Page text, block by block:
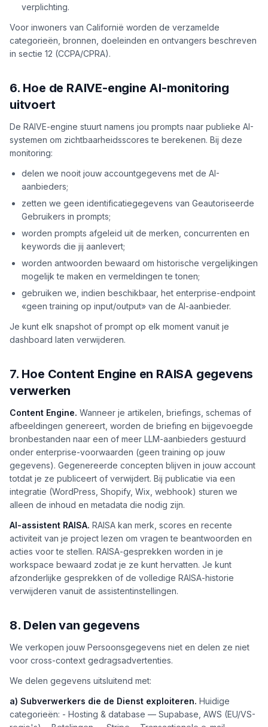
verplichting.
Voor inwoners van Californië worden de verzamelde
categorieën, bronnen, doeleinden en ontvangers beschreven
in sectie 12 (CCPA/CPRA).
6. Hoe de RAIVE-engine AI-monitoring
uitvoert
De RAIVE-engine stuurt namens jou prompts naar publieke AI-
systemen om zichtbaarheidsscores te berekenen. Bij deze
monitoring:
delen we nooit jouw accountgegevens met de AI-
aanbieders;
zetten we geen identificatiegegevens van Geautoriseerde
Gebruikers in prompts;
worden prompts afgeleid uit de merken, concurrenten en
keywords die jij aanlevert;
worden antwoorden bewaard om historische vergelijkingen
mogelijk te maken en vermeldingen te tonen;
gebruiken we, indien beschikbaar, het enterprise-endpoint
«geen training op input/output» van de AI-aanbieder.
Je kunt elk snapshot of prompt op elk moment vanuit je
dashboard laten verwijderen.
7. Hoe Content Engine en RAISA gegevens
verwerken
Content Engine. Wanneer je artikelen, briefings, schemas of
afbeeldingen genereert, worden de briefing en bijgevoegde
bronbestanden naar een of meer LLM-aanbieders gestuurd
onder enterprise-voorwaarden (geen training op jouw
gegevens). Gegenereerde concepten blijven in jouw account
totdat je ze publiceert of verwijdert. Bij publicatie via een
integratie (WordPress, Shopify, Wix, webhook) sturen we
alleen de inhoud en metadata die nodig zijn.
AI-assistent RAISA. RAISA kan merk, scores en recente
activiteit van je project lezen om vragen te beantwoorden en
acties voor te stellen. RAISA-gesprekken worden in je
workspace bewaard zodat je ze kunt hervatten. Je kunt
afzonderlijke gesprekken of de volledige RAISA-historie
verwijderen vanuit de assistentinstellingen.
8. Delen van gegevens
We verkopen jouw Persoonsgegevens niet en delen ze niet
voor cross-context gedragsadvertenties.
We delen gegevens uitsluitend met:
a) Subverwerkers die de Dienst exploiteren. Huidige
categorieën: - Hosting & database — Supabase, AWS (EU/VS-